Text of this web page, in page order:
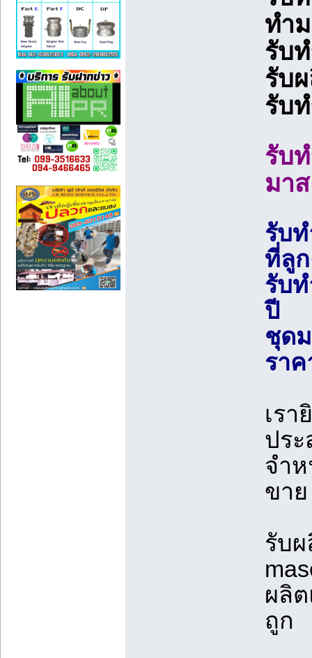
ทํา
รับ
รับ
รับ
รับ
มา
รับ
ที่ลู
รับ
ปี
ชุด
รา
เร
ปร
จำห
ขาย
รับ
ผลิ
ถูก